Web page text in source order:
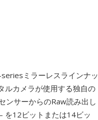
ミラーレスラインナッ
ルカメラが使用する独自の
ンサーからのRaw読み出し
を12ビットまたは14ビッ